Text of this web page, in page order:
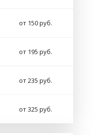
от 150 руб.
от 195 руб.
от 235 руб.
от 325 руб.